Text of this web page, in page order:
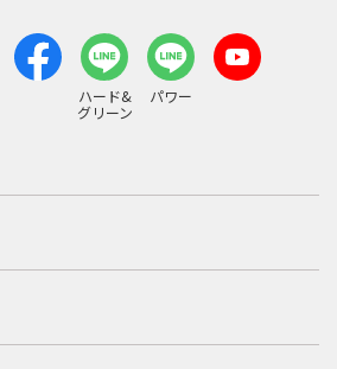
ハード&
グリーン
パワー